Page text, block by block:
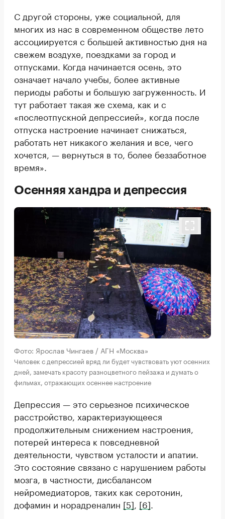
С другой стороны, уже социальной, для
многих из нас в современном обществе лето
ассоциируется с большей активностью дня на
свежем воздухе, поездками за город и
отпусками. Когда начинается осень, это
означает начало учебы, более активные
периоды работы и большую загруженность. И
тут работает такая же схема, как и с
«послеотпускной депрессией», когда после
отпуска настроение начинает снижаться,
работать нет никакого желания и все, чего
хочется, — вернуться в то, более беззаботное
время».
Осенняя хандра и депрессия
Фото: Ярослав Чингаев / АГН «Москва»
Человек с депрессией вряд ли будет чувствовать уют осенних
дней, замечать красоту разноцветного пейзажа и думать о
фильмах, отражающих осеннее настроение
Депрессия — это серьезное психическое
расстройство, характеризующееся
продолжительным снижением настроения,
потерей интереса к повседневной
деятельности, чувством усталости и апатии.
Это состояние связано с нарушением работы
мозга, в частности, дисбалансом
нейромедиаторов, таких как серотонин,
дофамин и норадреналин [5] [6]